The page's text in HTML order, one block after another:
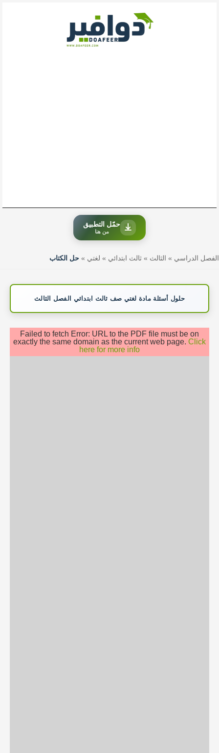
حمّل التطبيق
من هنا
الفصل الدراسي » الثالث » ثالث ابتدائي » لغتي » حل الكتاب
حلول أسئلة مادة لغتي صف ثالث ابتدائي الفصل الثالث
Failed to fetch Error: URL to the PDF file must be on
exactly the same domain as the current web page. Click
here for more info